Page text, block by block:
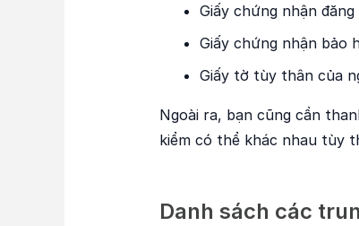
Giấy chứng nhận
Giấy chứng nhận bảo
Giấy tờ tùy thân của
Ngoài ra, bạn cũng cần
kiểm có thể khác nhau tùy
Danh sách các